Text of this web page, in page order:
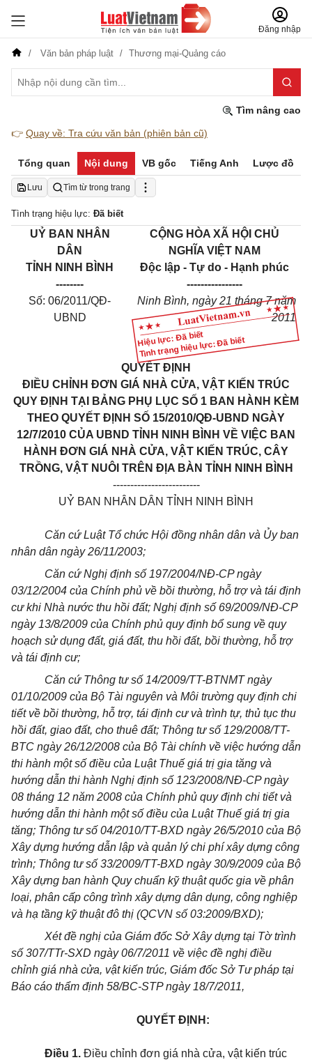
Đăng nhập
Văn bản pháp luật Thương mại-Quảng cáo
Tìm nâng cao
👉 Quay về: Tra cứu văn bản (phiên bản cũ)
Tổng quan Nội dung VB gốc Tiếng Anh Lược đồ
Lưu Tìm từ trong trang
Tình trạng hiệu lực: Đã biết
Hiệu lực: Đã biết
Tình trạng hiệu lực: Đã biết
UỶ BAN NHÂN
DÂN
TỈNH NINH BÌNH
--------
Số: 06/2011/QĐ-
UBND
CỘNG HÒA XÃ HỘI CHỦ
NGHĨA VIỆT NAM
Độc lập - Tự do - Hạnh phúc
----------------
Ninh Bình, ngày 21 tháng 7 năm
2011
QUYẾT ĐỊNH
ĐIỀU CHỈNH ĐƠN GIÁ NHÀ CỬA, VẬT KIẾN TRÚC
QUY ĐỊNH TẠI BẢNG PHỤ LỤC SỐ 1 BAN HÀNH KÈM
THEO QUYẾT ĐỊNH SỐ 15/2010/QĐ-UBND NGÀY
12/7/2010 CỦA UBND TỈNH NINH BÌNH VỀ VIỆC BAN
HÀNH ĐƠN GIÁ NHÀ CỬA, VẬT KIẾN TRÚC, CÂY
TRỒNG, VẬT NUÔI TRÊN ĐỊA BÀN TỈNH NINH BÌNH
-------------------------
UỶ BAN NHÂN DÂN TỈNH NINH BÌNH
Căn cứ Luật Tổ chức Hội đồng nhân dân và Ủy ban
nhân dân ngày 26/11/2003;
Căn cứ Nghị định số 197/2004/NĐ-CP ngày
03/12/2004 của Chính phủ về bồi thường, hỗ trợ và tái định
cư khi Nhà nước thu hồi đất; Nghị định số 69/2009/NĐ-CP
ngày 13/8/2009 của Chính phủ quy định bổ sung về quy
hoạch sử dụng đất, giá đất, thu hồi đất, bồi thường, hỗ trợ
và tái định cư;
Căn cứ Thông tư số 14/2009/TT-BTNMT ngày
01/10/2009 của Bộ Tài nguyên và Môi trường quy định chi
tiết về bồi thường, hỗ trợ, tái định cư và trình tự, thủ tục thu
hồi đất, giao đất, cho thuê đất; Thông tư số 129/2008/TT-
BTC ngày 26/12/2008 của Bộ Tài chính về việc hướng dẫn
thi hành một số điều của Luật Thuế giá trị gia tăng và
hướng dẫn thi hành Nghị định số 123/2008/NĐ-CP ngày
08 tháng 12 năm 2008 của Chính phủ quy định chi tiết và
hướng dẫn thi hành một số điều của Luật Thuế giá trị gia
tăng; Thông tư số 04/2010/TT-BXD ngày 26/5/2010 của Bộ
Xây dựng hướng dẫn lập và quản lý chi phí xây dựng công
trình; Thông tư số 33/2009/TT-BXD ngày 30/9/2009 của Bộ
Xây dựng ban hành Quy chuẩn kỹ thuật quốc gia về phân
loại, phân cấp công trình xây dựng dân dụng, công nghiệp
và hạ tầng kỹ thuật đô thị (QCVN số 03:2009/BXD);
Xét đề nghị của Giám đốc Sở Xây dựng tại Tờ trình
số 307/TTr-SXD ngày 06/7/2011 về việc đề nghị điều
chỉnh giá nhà cửa, vật kiến trúc, Giám đốc Sở Tư pháp tại
Báo cáo thẩm định 58/BC-STP ngày 18/7/2011,
QUYẾT ĐỊNH:
Điều 1. Điều chỉnh đơn giá nhà cửa, vật kiến trúc